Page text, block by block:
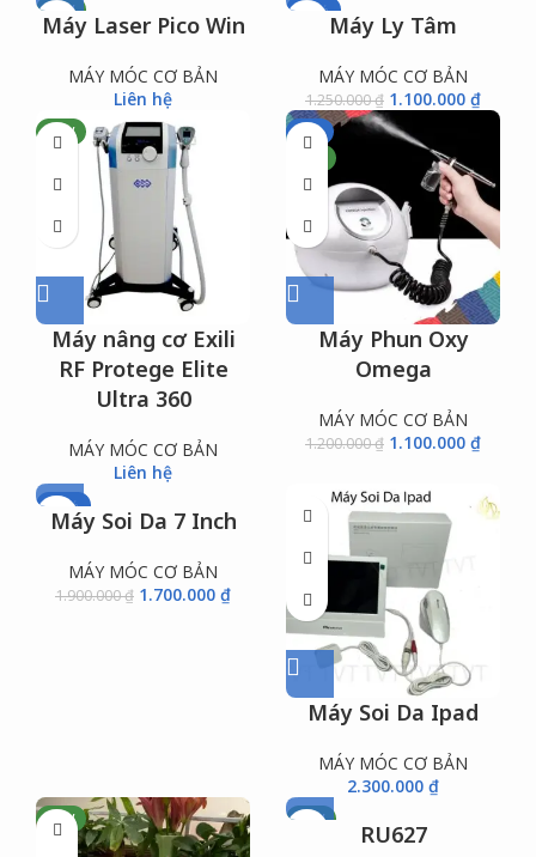
NEW
Máy Laser Pico Win
MÁY MÓC CƠ BẢN
Liên hệ
-12%
Máy Ly Tâm
MÁY MÓC CƠ BẢN
1.250.000₫ 1.100.000 ₫
NEW
Máy nâng cơ Exili
RF Protege Elite
Ultra 360
MÁY MÓC CƠ BẢN
Liên hệ
-8%
Máy Phun Oxy
Omega
MÁY MÓC CƠ BẢN
1.200.000₫ 1.100.000 ₫
-11%
Máy Soi Da 7 Inch
MÁY MÓC CƠ BẢN
1.900.000₫ 1.700.000 ₫
Máy Soi Da Ipad
MÁY MÓC CƠ BẢN
2.300.000 ₫
NEW NEW
RU627